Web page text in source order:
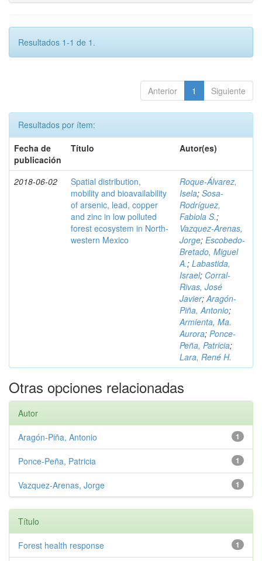
Resultados 1-1 de 1.
Anterior 1 Siguiente
Resultados por ítem:
Fecha de
publicación
Título Autor(es)
2018-06-02
Spatial distribution,
mobility and bioavailability
of arsenic, lead, copper
and zinc in low polluted
forest ecosystem in North-
western Mexico
Roque-Álvarez,
Isela; Sosa-
Rodríguez,
Fabiola S.;
Vazquez-Arenas,
Jorge; Escobedo-
Bretado, Miguel
A.; Labastida,
Israel; Corral-
Rivas, José
Javier;Aragón-
Piña, Antonio;
Armienta, Ma.
Aurora; Ponce-
Peña, Patricia;
Lara, René H.
Otras opciones relacionadas
Autor
1
Aragón-Piña, Antonio
1
Ponce-Peña, Patricia
1
Vazquez-Arenas, Jorge
Título
1
Forest health response